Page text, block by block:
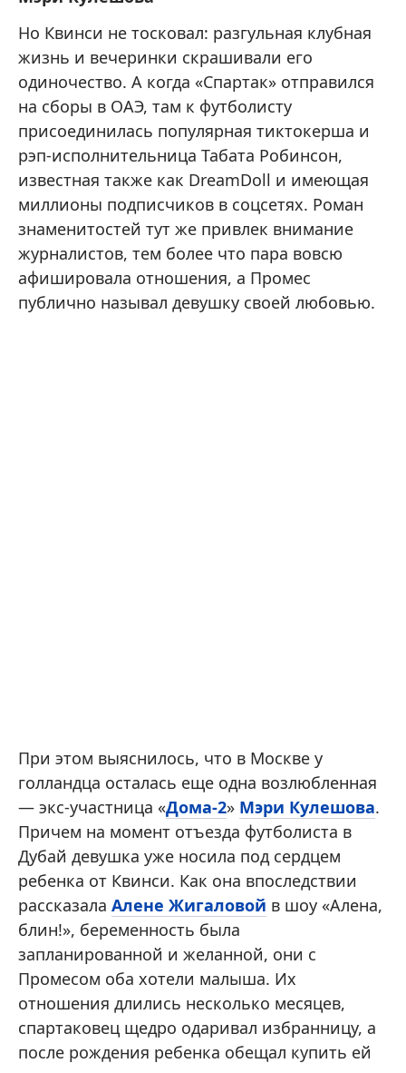
Но Квинси не тосковал: разгульная клубная
жизнь и вечеринки скрашивали его
одиночество. А когда «Спартак» отправился
на сборы в ОАЭ, там к футболисту
присоединилась популярная тиктокерша и
рэп-исполнительница Табата Робинсон,
известная также как DreamDoll и имеющая
миллионы подписчиков в соцсетях. Роман
знаменитостей тут же привлек внимание
журналистов, тем более что пара вовсю
афишировала отношения, а Промес
публично называл девушку своей любовью.
При этом выяснилось, что в Москве у
голландца осталась еще одна возлюбленная
— экс-участница «Дома-2» Мэри Кулешова.
Причем на момент отъезда футболиста в
Дубай девушка уже носила под сердцем
ребенка от Квинси. Как она впоследствии
рассказала Алене Жигаловой в шоу «Алена,
блин!», беременность была
запланированной и желанной, они с
Промесом оба хотели малыша. Их
отношения длились несколько месяцев,
спартаковец щедро одаривал избранницу, а
после рождения ребенка обещал купить ей